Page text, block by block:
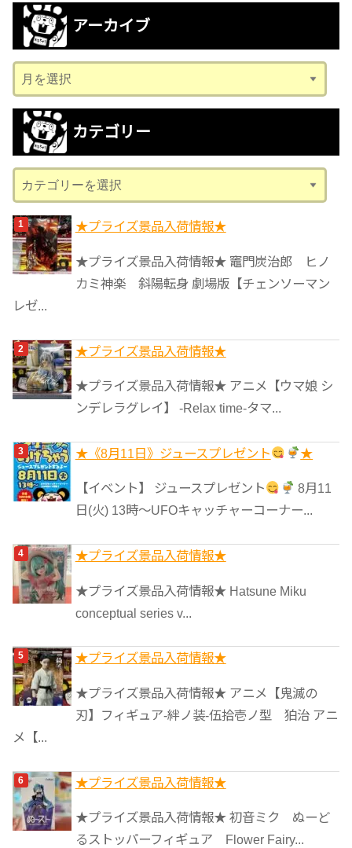
アーカイブ
ー
カ
ブ
カテゴリー
テ
ゴ
リ
ー
★プライズ景品入荷情報★
★プライズ景品入荷情報★ 竈門炭治郎 ヒノ
カミ神楽 斜陽転身 劇場版【チェンソーマン
レゼ...
★プライズ景品入荷情報★
★プライズ景品入荷情報★ アニメ【ウマ娘 シ
ンデレラグレイ】 -Relax time-タマ...
★《8月11日》ジュースプレゼント ★
【イベント】 ジュースプレゼント
8月11
日(火) 13時〜UFOキャッチャーコーナー...
★プライズ景品入荷情報★
★プライズ景品入荷情報★ Hatsune Miku
conceptual series v...
★プライズ景品入荷情報★
★プライズ景品入荷情報★ アニメ【鬼滅の
刃】フィギュア-絆ノ装-伍拾壱ノ型 狛治 アニ
メ【...
★プライズ景品入荷情報★
★プライズ景品入荷情報★ 初音ミク ぬーど
るストッパーフィギュア Flower Fairy...